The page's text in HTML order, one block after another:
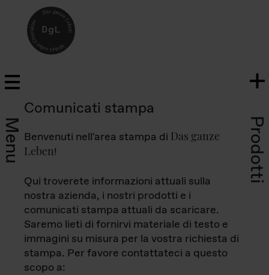
Menu Prodotti
Comunicati stampa
Benvenuti nell'area stampa di Das ganze
Leben!
Qui troverete informazioni attuali sulla
nostra azienda, i nostri prodotti e i
comunicati stampa attuali da scaricare.
Saremo lieti di fornirvi materiale di testo e
immagini su misura per la vostra richiesta di
stampa. Per favore contattateci a questo
scopo a: